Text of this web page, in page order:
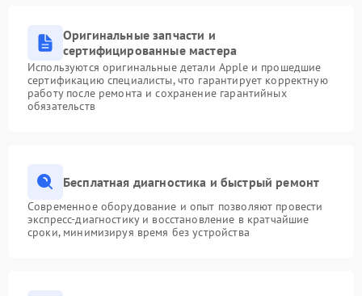
Оригинальные запчасти и
сертифицированные мастера
Используются оригинальные детали Apple и прошедшие
сертификацию специалисты, что гарантирует корректную
работу после ремонта и сохранение гарантийных
обязательств
Бесплатная диагностика и быстрый ремонт
Современное оборудование и опыт позволяют провести
экспресс-диагностику и восстановление в кратчайшие
сроки, минимизируя время без устройства